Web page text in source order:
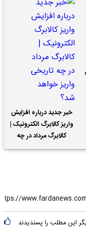
خبر جدید درباره افزایش
واریز کالابرگ الکترونیک |
کالابرگ مرداد در چه
تاریخی واریز خواهد شد؟
این مطلب را پسندیدند